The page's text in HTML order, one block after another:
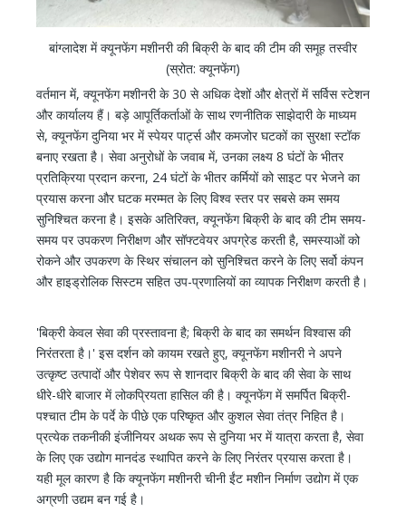
बांग्लादेश में क्यूनफेंग मशीनरी की बिक्री के बाद की टीम की समूह तस्वीर
(स्रोत: क्यूनफेंग)
वर्तमान में, क्यूनफेंग मशीनरी के 30 से अधिक देशों और क्षेत्रों में सर्विस स्टेशन
और कार्यालय हैं। बड़े आपूर्तिकर्ताओं के साथ रणनीतिक साझेदारी के माध्यम
से, क्यूनफेंग दुनिया भर में स्पेयर पार्ट्स और कमजोर घटकों का सुरक्षा स्टॉक
बनाए रखता है। सेवा अनुरोधों के जवाब में, उनका लक्ष्य 8 घंटों के भीतर
प्रतिक्रिया प्रदान करना, 24 घंटों के भीतर कर्मियों को साइट पर भेजने का
प्रयास करना और घटक मरम्मत के लिए विश्व स्तर पर सबसे कम समय
सुनिश्चित करना है। इसके अतिरिक्त, क्यूनफेंग बिक्री के बाद की टीम समय-
समय पर उपकरण निरीक्षण और सॉफ्टवेयर अपग्रेड करती है, समस्याओं को
रोकने और उपकरण के स्थिर संचालन को सुनिश्चित करने के लिए सर्वो कंपन
और हाइड्रोलिक सिस्टम सहित उप-प्रणालियों का व्यापक निरीक्षण करती है।
'बिक्री केवल सेवा की प्रस्तावना है; बिक्री के बाद का समर्थन विश्वास की
निरंतरता है।' इस दर्शन को कायम रखते हुए, क्यूनफेंग मशीनरी ने अपने
उत्कृष्ट उत्पादों और पेशेवर रूप से शानदार बिक्री के बाद की सेवा के साथ
धीरे-धीरे बाजार में लोकप्रियता हासिल की है। क्यूनफेंग में समर्पित बिक्री-
पश्चात टीम के पर्दे के पीछे एक परिष्कृत और कुशल सेवा तंत्र निहित है।
प्रत्येक तकनीकी इंजीनियर अथक रूप से दुनिया भर में यात्रा करता है, सेवा
के लिए एक उद्योग मानदंड स्थापित करने के लिए निरंतर प्रयास करता है।
यही मूल कारण है कि क्यूनफेंग मशीनरी चीनी ईंट मशीन निर्माण उद्योग में एक
अग्रणी उद्यम बन गई है।